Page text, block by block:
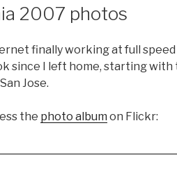
2007 photos
finally working at full speed
since I left home, starting
Jose.
the photo album on Flickr: